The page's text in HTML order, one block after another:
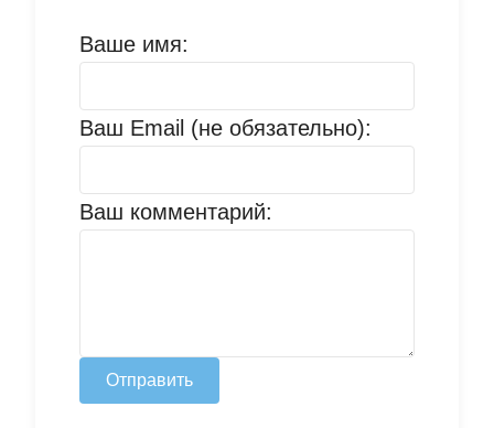
Ваше имя:
Ваш Email (не обязательно):
Ваш комментарий:
Отправить